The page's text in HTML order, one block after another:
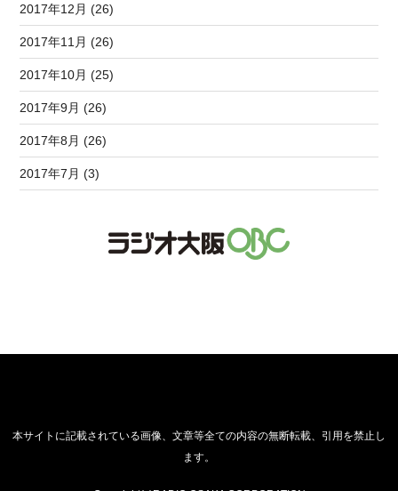
2017年12月 (26)
2017年11月 (26)
2017年10月 (25)
2017年9月 (26)
2017年8月 (26)
2017年7月 (3)
本サイトに記載されている画像、文章等全ての内容の無断転載、引用を禁止し
ます。